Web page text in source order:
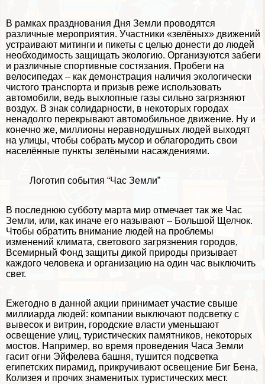
В рамках празднования Дня Земли проводятся
различные мероприятия. Участники «зелёных» движений
устраивают митинги и пикеты с целью донести до людей
необходимость защищать экологию. Организуются забеги
и различные спортивные состязания. Пробеги на
велосипедах – как демонстрация наличия экологически
чистого трaнcпорта и призыв реже использовать
автомобили, ведь выхлопные газы сильно загрязняют
воздух. В знак солидарности, в некоторых городах
ненадолго перекрывают автомобильное движение. Ну и
конечно же, миллионы неравнодушных людей выходят
на улицы, чтобы собрать мусор и облагородить свои
населённые пункты зелёными насаждениями.
Логотип события “Час Земли”
В последнюю субботу марта мир отмечает так же Час
Земли, или, как иначе его называют – Большой Щелчок.
Чтобы обратить внимание людей на проблемы
изменений климата, светового загрязнения городов,
Всемирный Фонд защиты дикой природы призывает
каждого человека и организацию на один час выключить
свет.
Ежегодно в данной акции принимает участие свыше
миллиарда людей: компании выключают подсветку с
вывесок и витрин, городские власти уменьшают
освещение улиц, туристических памятников, некоторых
мостов. Например, во время проведения Часа Земли
гасит огни Эйфелева башня, тушится подсветка
египетских пирамид, прикручивают освещение Биг Бена,
Колизея и прочих знаменитых туристических мест.